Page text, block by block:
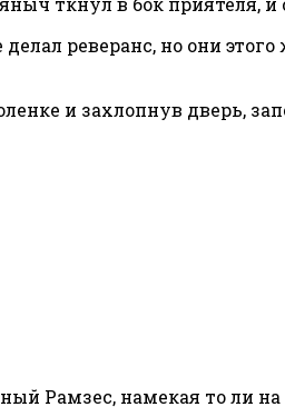
реверанс, но они
и захлопнув дверь,
Рамзес, намекая то ли